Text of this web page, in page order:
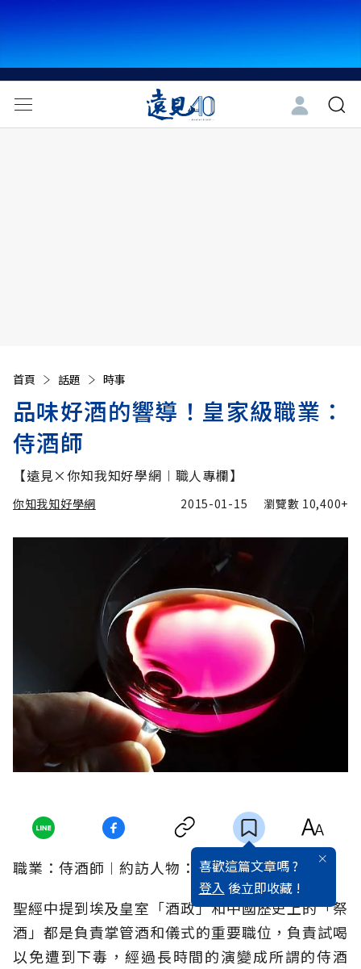
首頁 話題 時事
品味好酒的響導！皇家級職業：
侍酒師
【遠見×你知我知好學網︱職人專欄】
你知我知好學網 2015-01-15 瀏覽數 10,400+
喜歡這篇文章嗎 ?
登入 後立即收藏 !
職業：侍酒師︱約訪人物：Eddie︱文：蔣開宇
聖經中提到埃及皇室「酒政」和中國歷史上的「祭
酒」都是負責掌管酒和儀式的重要職位，負責試喝
以免遭到下毒，經過長時間的演變成所謂的侍酒